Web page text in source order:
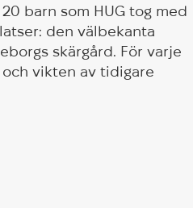
barn som HUG tog med
den välbekanta
skärgård. För varje
vikten av tidigare